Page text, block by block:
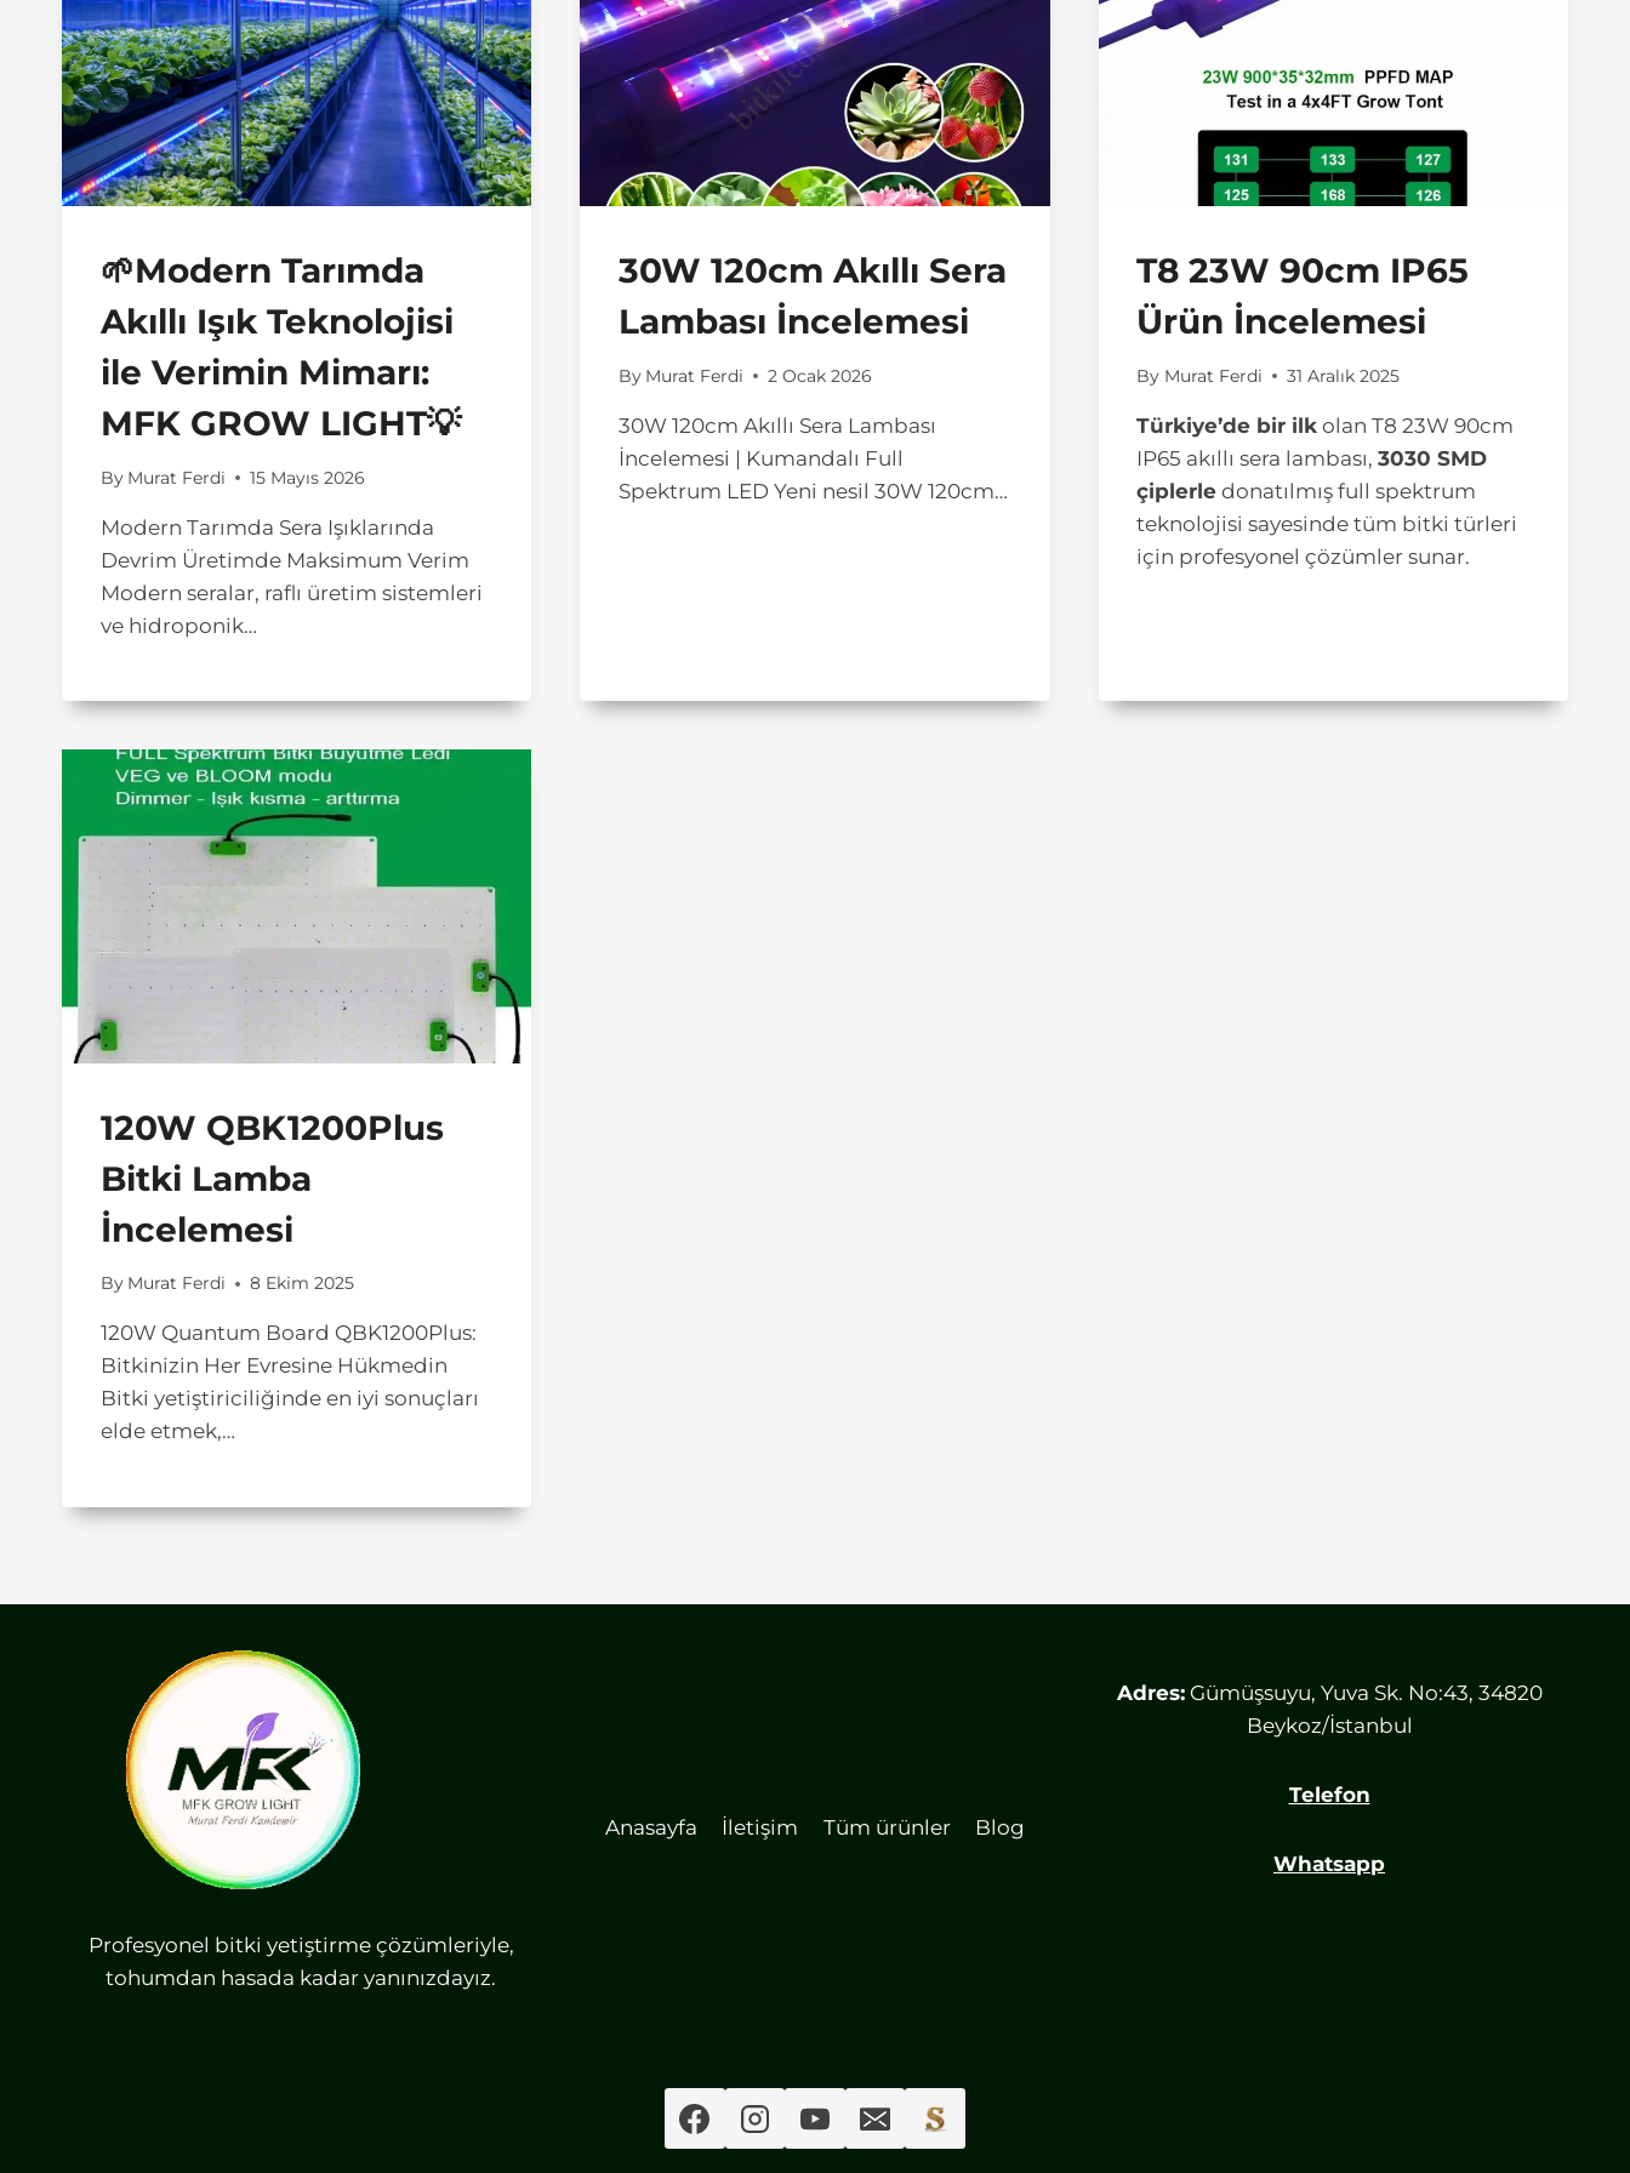
🌱Modern Tarımda
Akıllı Işık Teknolojisi
ile Verimin Mimarı:
MFK GROW LIGHT💡
By Murat Ferdi 15 Mayıs 2026
Modern Tarımda Sera Işıklarında
Devrim Üretimde Maksimum Verim
Modern seralar, raflı üretim sistemleri
ve hidroponik…
30W 120cm Akıllı Sera
Lambası İncelemesi
By Murat Ferdi 2 Ocak 2026
30W 120cm Akıllı Sera Lambası
İncelemesi | Kumandalı Full
Spektrum LED Yeni nesil 30W 120cm…
T8 23W 90cm IP65
Ürün İncelemesi
By Murat Ferdi 31 Aralık 2025
Türkiye’de bir ilk olan T8 23W 90cm
IP65 akıllı sera lambası,3030 SMD
çiplerle donatılmış full spektrum
teknolojisi sayesinde tüm bitki türleri
için profesyonel çözümler sunar.
120W QBK1200Plus
Bitki Lamba
İncelemesi
By Murat Ferdi 8 Ekim 2025
120W Quantum Board QBK1200Plus:
Bitkinizin Her Evresine Hükmedin
Bitki yetiştiriciliğinde en iyi sonuçları
elde etmek,…
Profesyonel bitki yetiştirme çözümleriyle,
tohumdan hasada kadar yanınızdayız.
Anasayfa İletişim Tüm ürünler Blog
Adres:Gümüşsuyu, Yuva Sk. No:43, 34820
Beykoz/İstanbul
Telefon
Whatsapp